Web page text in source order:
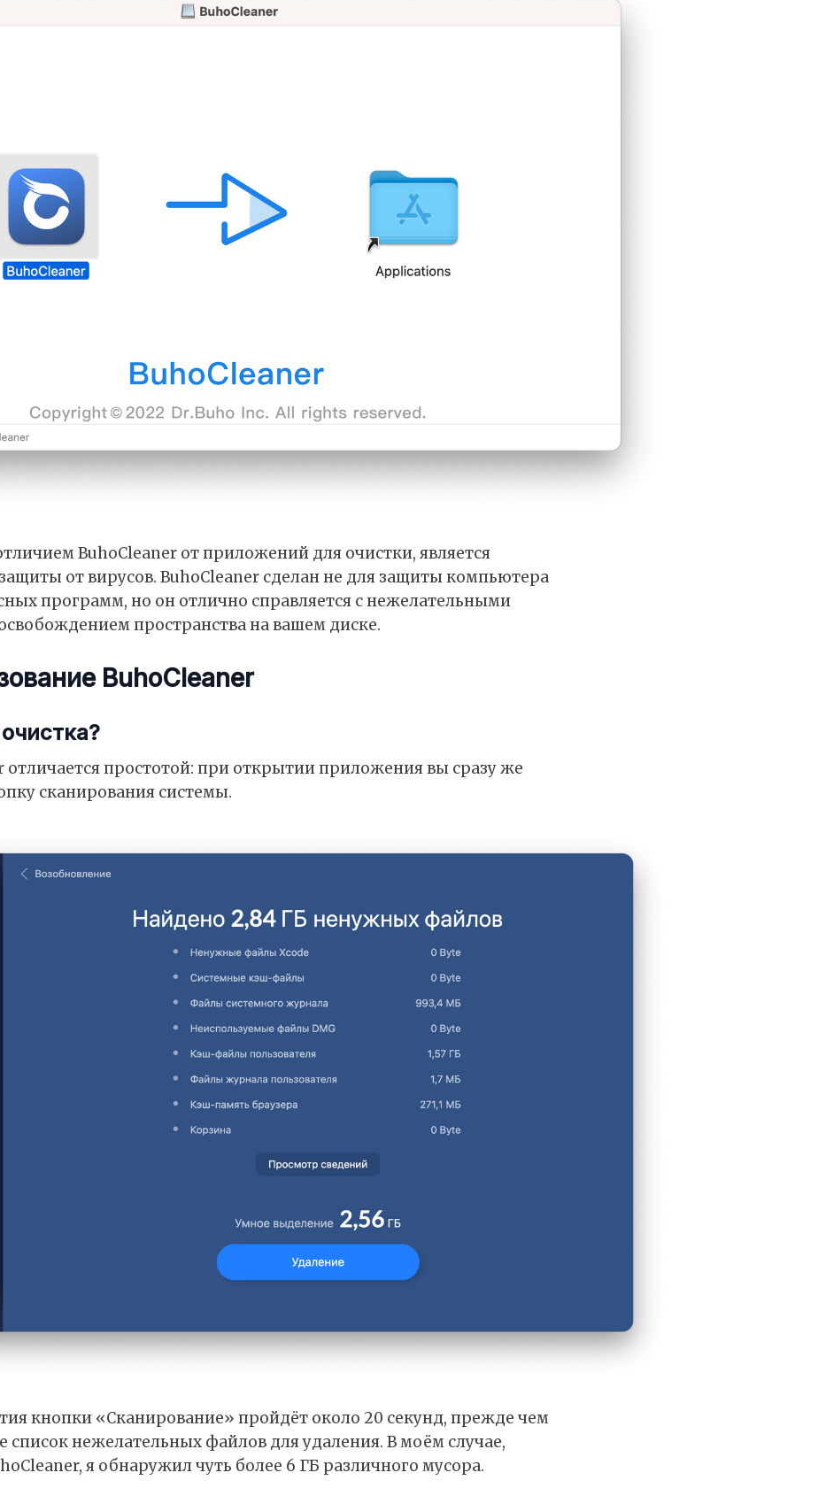
BuhoCleaner от приложений для очистки, является
защиты от вирусов. BuhoCleaner сделан не для защиты компьютера
программ, но он отлично справляется с нежелательными
пространства на вашем диске.
BuhoCleaner
отличается простотой: при открытии приложения вы сразу же
сканирования системы.
кнопки «Сканирование» пройдёт около 20 секунд, прежде чем
список нежелательных файлов для удаления. В моём случае,
я обнаружил чуть более 6 ГБ различного мусора.